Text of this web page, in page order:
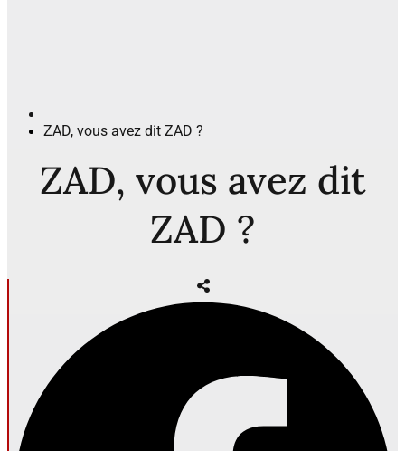
ZAD, vous avez dit ZAD ?
ZAD, vous avez dit
ZAD ?